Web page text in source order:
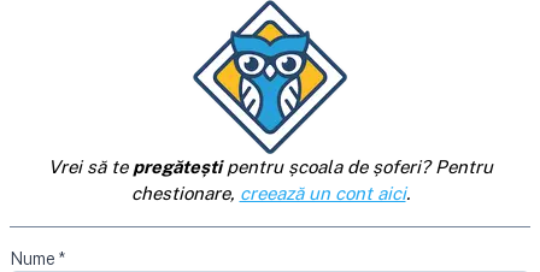
Vrei să te pregăteștipentru școala de șoferi? Pentru
chestionare, creează un cont aici.
Nume *